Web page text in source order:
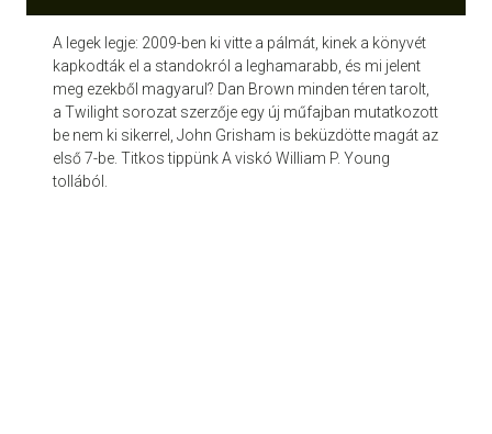
A legek legje: 2009-ben ki vitte a pálmát, kinek a könyvét
kapkodták el a standokról a leghamarabb, és mi jelent
meg ezekből magyarul? Dan Brown minden téren tarolt,
a Twilight sorozat szerzője egy új műfajban mutatkozott
be nem ki sikerrel, John Grisham is beküzdötte magát az
első 7-be. Titkos tippünk A viskó William P. Young
tollából.